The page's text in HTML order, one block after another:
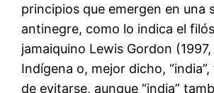
principios que emergen en una
antinegre, como lo indica el
jamaiquino Lewis Gordon
Indígena o, mejor dicho,
de evitarse, aunque “india”